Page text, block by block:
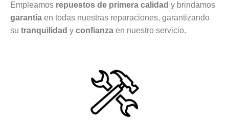
Empleamos repuestos de primera calidad y brindamos
garantía en todas nuestras reparaciones, garantizando
su tranquilidad y confianza en nuestro servicio.